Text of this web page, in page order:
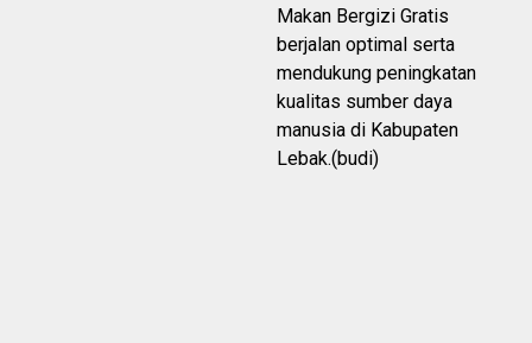
Makan Bergizi Gratis
berjalan optimal serta
mendukung peningkatan
kualitas sumber daya
manusia di Kabupaten
Lebak.(budi)